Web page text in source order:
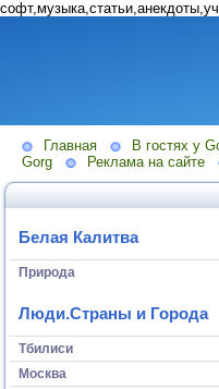
Главная
В гостях у
Gorg
Реклама на сайте
Белая Калитва
Природа
Люди.Страны и Города
Тбилиси
Москва